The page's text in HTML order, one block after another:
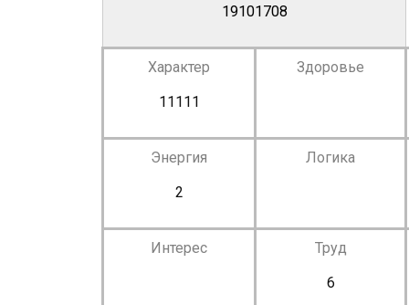
19101708
Характер
11111
Здоровье
Энергия
2
Логика
Интерес
Труд
6